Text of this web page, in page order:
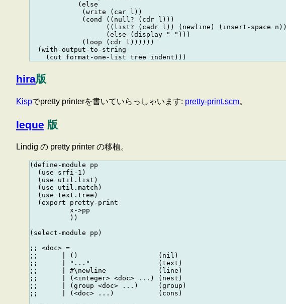
            (else
             (write (car l))
             (cond ((null? (cdr l)))
                   ((list? (cadr l)) (newline) (insert-space n))
                   (else (display " ")))
             (loop (cdr l))))))
  (with-output-to-string
hira版
Kispでpretty printerを書いていらっしゃいます: pretty-print.scm。
leque 版
Lindig の pretty printer の移植。
(define-module pp
  (use srfi-1)
  (use util.list)
  (use util.match)
  (use text.tree)
  (export pretty-print
          x->pp
          ))
(select-module pp)
;; <doc> =
;;      | ()                    (nil)
;;      | "..."                 (text)
;;      | #\newline             (line)
;;      | (<integer> <doc> ...) (nest)
;;      | (group <doc> ...)     (group)
;;      | (<doc> ...)           (cons)